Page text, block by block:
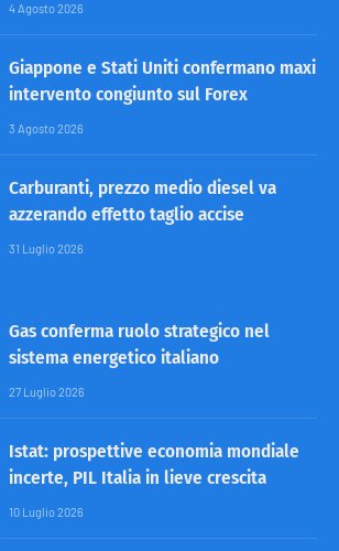
4 Agosto 2026
Giappone e Stati Uniti confermano maxi
intervento congiunto sul Forex
3 Agosto 2026
Carburanti, prezzo medio diesel va
azzerando effetto taglio accise
31 Luglio 2026
Gas conferma ruolo strategico nel
sistema energetico italiano
27 Luglio 2026
Istat: prospettive economia mondiale
incerte, PIL Italia in lieve crescita
10 Luglio 2026